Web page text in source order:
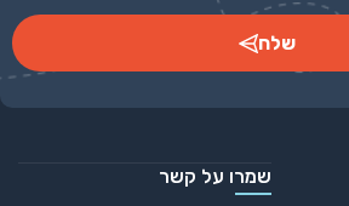
שלח
שמרו על קשר